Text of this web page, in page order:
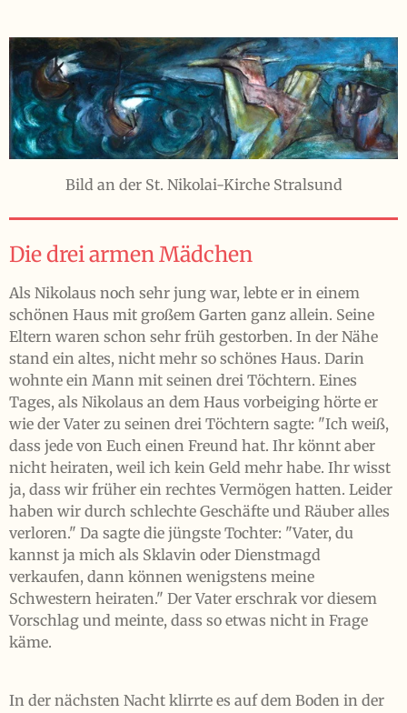
Bild an der St. Nikolai-Kirche Stralsund
Die drei armen Mädchen
Als Nikolaus noch sehr jung war, lebte er in einem
schönen Haus mit großem Garten ganz allein. Seine
Eltern waren schon sehr früh gestorben. In der Nähe
stand ein altes, nicht mehr so schönes Haus. Darin
wohnte ein Mann mit seinen drei Töchtern. Eines
Tages, als Nikolaus an dem Haus vorbeiging hörte er
wie der Vater zu seinen drei Töchtern sagte: "Ich weiß,
dass jede von Euch einen Freund hat. Ihr könnt aber
nicht heiraten, weil ich kein Geld mehr habe. Ihr wisst
ja, dass wir früher ein rechtes Vermögen hatten. Leider
haben wir durch schlechte Geschäfte und Räuber alles
verloren." Da sagte die jüngste Tochter: "Vater, du
kannst ja mich als Sklavin oder Dienstmagd
verkaufen, dann können wenigstens meine
Schwestern heiraten." Der Vater erschrak vor diesem
Vorschlag und meinte, dass so etwas nicht in Frage
käme.
In der nächsten Nacht klirrte es auf dem Boden in der